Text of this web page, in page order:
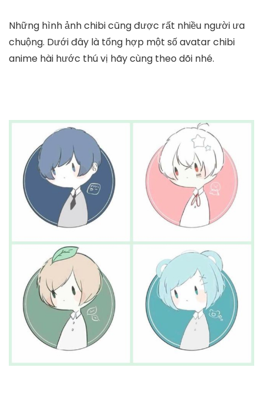
Những hình ảnh chibi cũng được rất nhiều người ưa
chuộng. Dưới đây là tổng hợp một số avatar chibi
anime hài hước thú vị hãy cùng theo dõi nhé.